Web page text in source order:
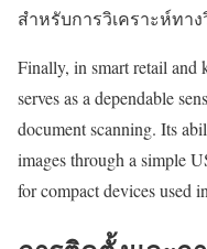
สำหรับการวิเคราะห์ทา
Finally, in smart retail
serves as a dependable
document scanning. Its
images through a simple
for compact devices used